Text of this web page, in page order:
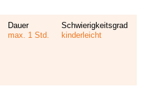
Dauer
max. 1 Std.
Schwierigkeitsgrad
kinderleicht